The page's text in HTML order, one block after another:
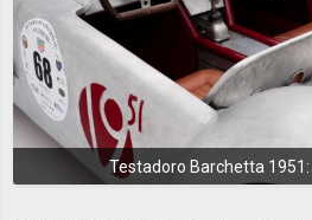
Testadoro Barchetta